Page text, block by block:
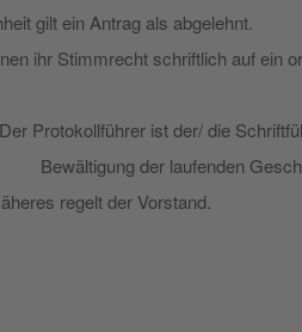
gilt ein Antrag als abgelehnt.
ihr Stimmrecht schriftlich auf ein
Protokollführer ist der/ die
Bewältigung der laufenden
regelt der Vorstand.